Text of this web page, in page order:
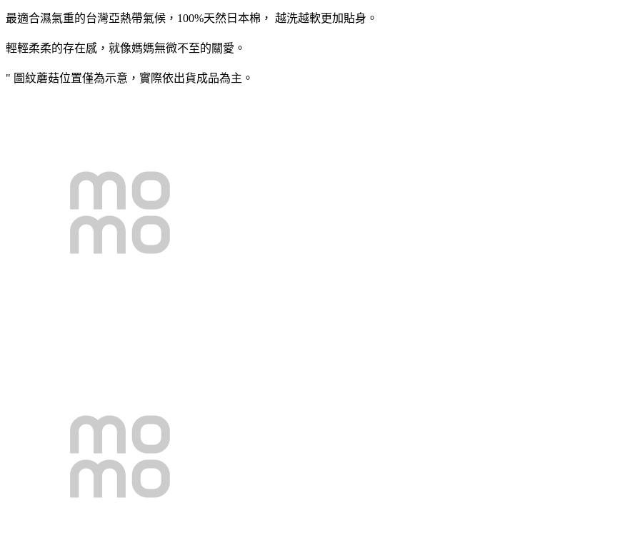
最適合濕氣重的台灣亞熱帶氣候，100%天然日本棉， 越洗越軟更加貼身。
輕輕柔柔的存在感，就像媽媽無微不至的關愛。
" 圖紋蘑菇位置僅為示意，實際依出貨成品為主。